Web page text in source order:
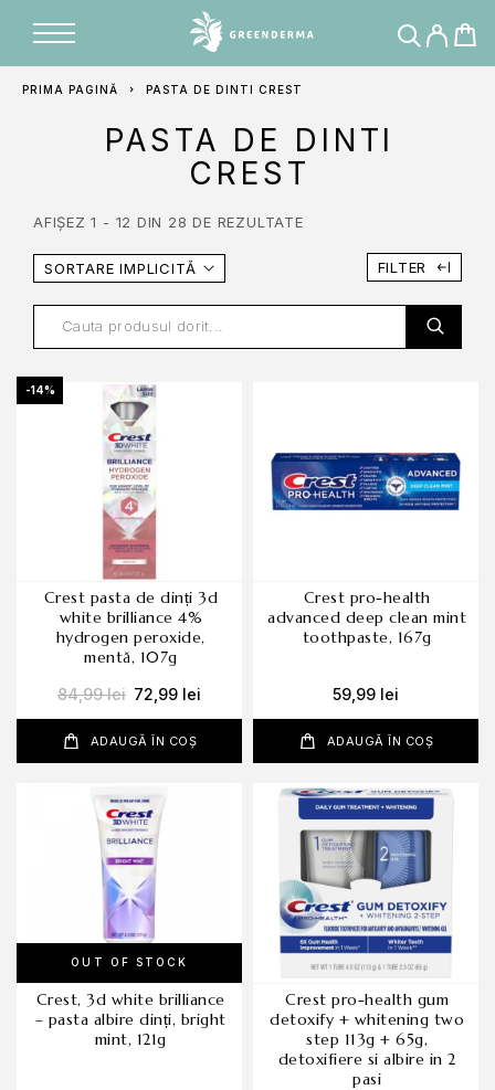
PRIMA PAGINĂ PASTA DE DINTI CREST
PASTA DE DINTI
CREST
AFIȘEZ 1 - 12 DIN 28 DE REZULTATE
SORTARE IMPLICITĂ FILTER
-14%
ADAUGĂ ÎN COȘ
crest pasta de dinți 3d
white brilliance 4%
hydrogen peroxide,
mentă, 107g
84,99lei 72,99 lei
ADAUGĂ ÎN COȘ
crest pro-health
advanced deep clean mint
toothpaste, 167g
59,99 lei
OUT OF STOCK
crest, 3d white brilliance
– pasta albire dinți, bright
mint, 121g
crest pro-health gum
detoxify + whitening two
step 113g + 65g,
detoxifiere si albire in 2
pasi